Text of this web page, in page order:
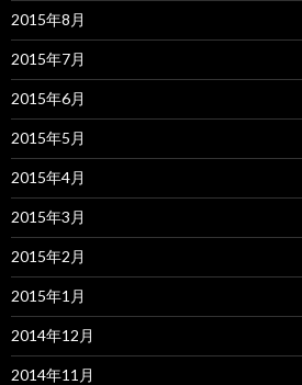
2015年8月
2015年7月
2015年6月
2015年5月
2015年4月
2015年3月
2015年2月
2015年1月
2014年12月
2014年11月